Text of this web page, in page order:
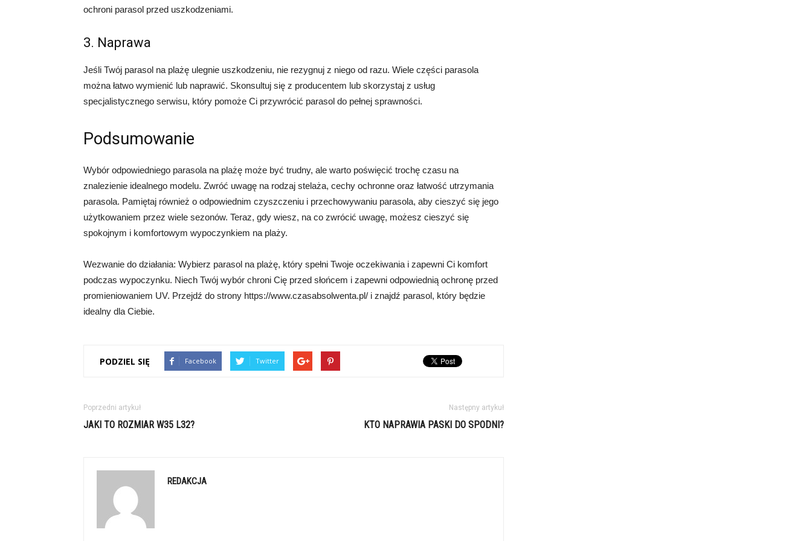
ochroni parasol przed uszkodzeniami.
3. Naprawa
Jeśli Twój parasol na plażę ulegnie uszkodzeniu, nie rezygnuj z niego od razu. Wiele części parasola
można łatwo wymienić lub naprawić. Skonsultuj się z producentem lub skorzystaj z usług
specjalistycznego serwisu, który pomoże Ci przywrócić parasol do pełnej sprawności.
Podsumowanie
Wybór odpowiedniego parasola na plażę może być trudny, ale warto poświęcić trochę czasu na
znalezienie idealnego modelu. Zwróć uwagę na rodzaj stelaża, cechy ochronne oraz łatwość utrzymania
parasola. Pamiętaj również o odpowiednim czyszczeniu i przechowywaniu parasola, aby cieszyć się jego
użytkowaniem przez wiele sezonów. Teraz, gdy wiesz, na co zwrócić uwagę, możesz cieszyć się
spokojnym i komfortowym wypoczynkiem na plaży.
Wezwanie do działania: Wybierz parasol na plażę, który spełni Twoje oczekiwania i zapewni Ci komfort
podczas wypoczynku. Niech Twój wybór chroni Cię przed słońcem i zapewni odpowiednią ochronę przed
promieniowaniem UV. Przejdź do strony https://www.czasabsolwenta.pl/ i znajdź parasol, który będzie
idealny dla Ciebie.
PODZIEL SIĘ Facebook Twitter
Poprzedni artykuł
JAKI TO ROZMIAR W35 L32?
Następny artykuł
KTO NAPRAWIA PASKI DO SPODNI?
REDAKCJA